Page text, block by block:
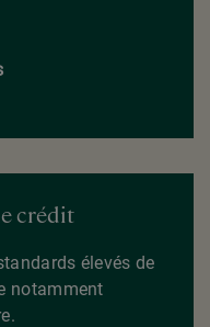
crédit
élevés de
notamment